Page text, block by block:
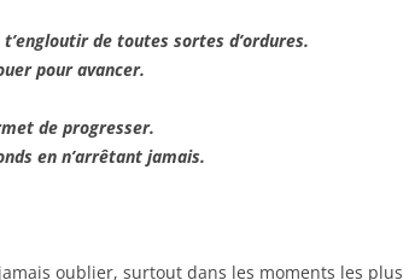
de toutes sortes d’ordures.
pour avancer.
de progresser.
en n’arrêtant jamais.
oublier, surtout dans les moments les plus